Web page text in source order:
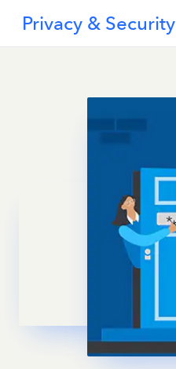
Privacy & Security